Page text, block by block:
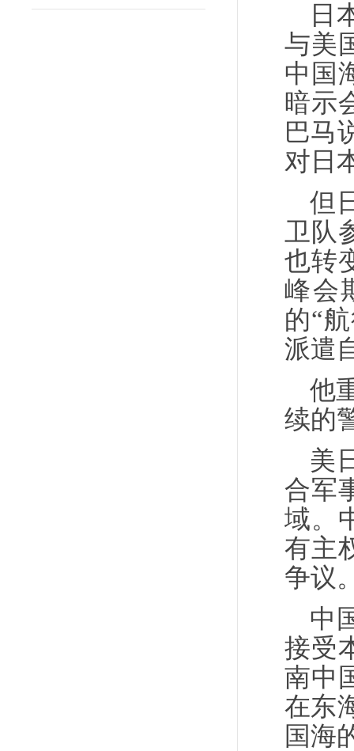
日
与美
中国
暗示
巴马
对日
但
卫队
也转
峰会
的“
派遣
他
续的
美
合军
域。
有主
争议
中
接受
南中
在东
国海